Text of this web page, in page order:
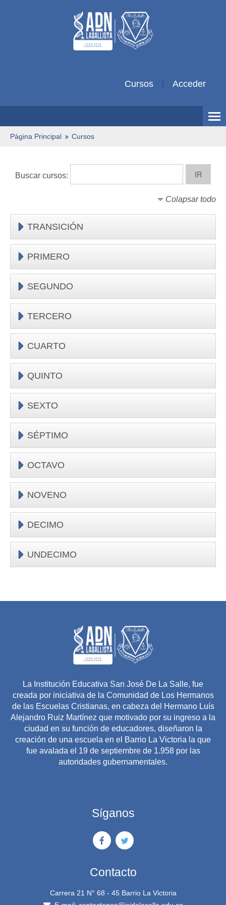
Cursos Acceder
Español - Internacional ‎(es)‎
Página Principal Cursos
Buscar cursos:
Colapsar todo
TRANSICIÓN
PRIMERO
SEGUNDO
TERCERO
CUARTO
QUINTO
SEXTO
SÉPTIMO
OCTAVO
NOVENO
DECIMO
UNDECIMO
La Institución Educativa San José De La Salle, fue
creada por iniciativa de la Comunidad de Los Hermanos
de las Escuelas Cristianas, en cabeza del Hermano Luís
Alejandro Ruiz Martínez que motivado por su ingreso a la
ciudad en su función de educadores, diseñaron la
creación de una escuela en el Barrio La Victoria la que
fue avalada el 19 de septiembre de 1.958 por las
autoridades gubernamentales.
Síganos
Contacto
Carrera 21 N° 68 - 45 Barrio La Victoria